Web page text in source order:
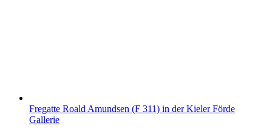
Fregatte Roald Amundsen (F 311) in der Kieler Förde
Gallerie